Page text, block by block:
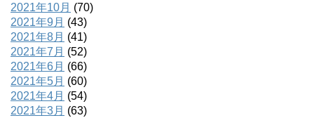
2021年10月 (70)
2021年9月 (43)
2021年8月 (41)
2021年7月 (52)
2021年6月 (66)
2021年5月 (60)
2021年4月 (54)
2021年3月 (63)